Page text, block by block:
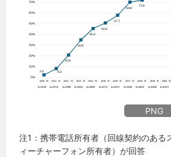
PNG
注1：携帯電話所有者（回線契約のある
ィーチャーフォン所有者）が回答